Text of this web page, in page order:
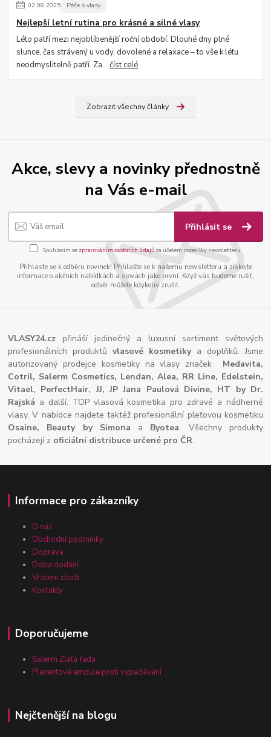
02.08.2025 Péče o vlasy
Nejlepší letní rutina pro krásné a silné vlasy
Léto patří mezi nejoblíbenější roční období. Dlouhé dny plné
slunce, čas strávený u vody, dovolené a relaxace – to vše k létu
neodmyslitelně patří. Za...číst celé
Zobrazit všechny články
Akce, slevy a novinky přednostně
na Vás e-mail
Přihlásit se
Souhlasím se zpracováním osobních údajůza účelem rozesílky newsletteru.
Přihlaste se k odběru novinek! Přihlašte se k našemu newsletteru a získejte
informace o akčních nabídkách a slevách jako první. Když vás budeme rušit,
odběr můžete kdykoliv zrušit.
VLASY24.cz přináší jedinečný a luxusní sortiment světových
profesionálních produktůvlasové kosmetikya doplňků. Jsme
autorizovaný prodejce kosmetiky na vlasy značek Medavita,
Cotril, Salerm Cosmetics, Lendan, Alea, RR Line, Edelstein,
Vitael, PerfectHair, JJ, JP Jana Paulová Divine, HT by Dr.
Rajská a další. TOP vlasová kosmetika pro zdravé a nádherné
vlasy. V nabídce najdete taktéž profesionální pleťovou kosmetiku
Osaine, Beauty by Simona a Byotea. Všechny produkty
pocházejí z oficiální distribuce určené pro ČR.
Informace pro zákazníky
O nás
Obchodní podmínky
Doprava
Doba dodání
Vrácení zboží
Kontakty
Doporučujeme
Salerm Zlatá řada
Placentové ampule proti vypadávání
Nejčtenější na blogu